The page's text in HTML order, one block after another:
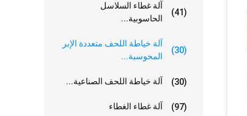
آلة غطاء السلاسل
الحاسوبية...
(41)
آلة خياطة اللحف متعددة الإبر
المحوسبة...
(30)
آلة خياطة اللحف الصناعية... (30)
آلة غطاء الغطاء (97)